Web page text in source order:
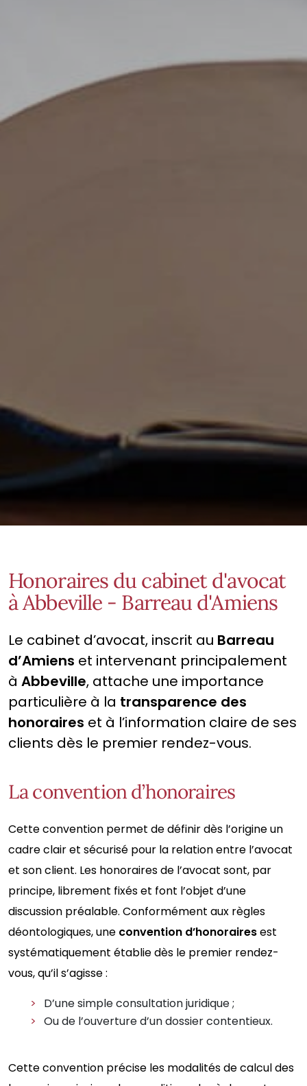
Honoraires du cabinet d'avocat
à Abbeville - Barreau d'Amiens
Le cabinet d’avocat, inscrit au Barreau
d’Amiens et intervenant principalement
à Abbeville, attache une importance
particulière à la transparence des
honoraires et à l’information claire de ses
clients dès le premier rendez-vous.
La convention d’honoraires
Cette convention permet de définir dès l’origine un
cadre clair et sécurisé pour la relation entre l’avocat
et son client. Les honoraires de l’avocat sont, par
principe, librement fixés et font l’objet d’une
discussion préalable. Conformément aux règles
déontologiques, une convention d’honorairesest
systématiquement établie dès le premier rendez-
vous, qu’il s’agisse :
D’une simple consultation juridique ;
Ou de l’ouverture d’un dossier contentieux.
Cette convention précise les modalités de calcul des